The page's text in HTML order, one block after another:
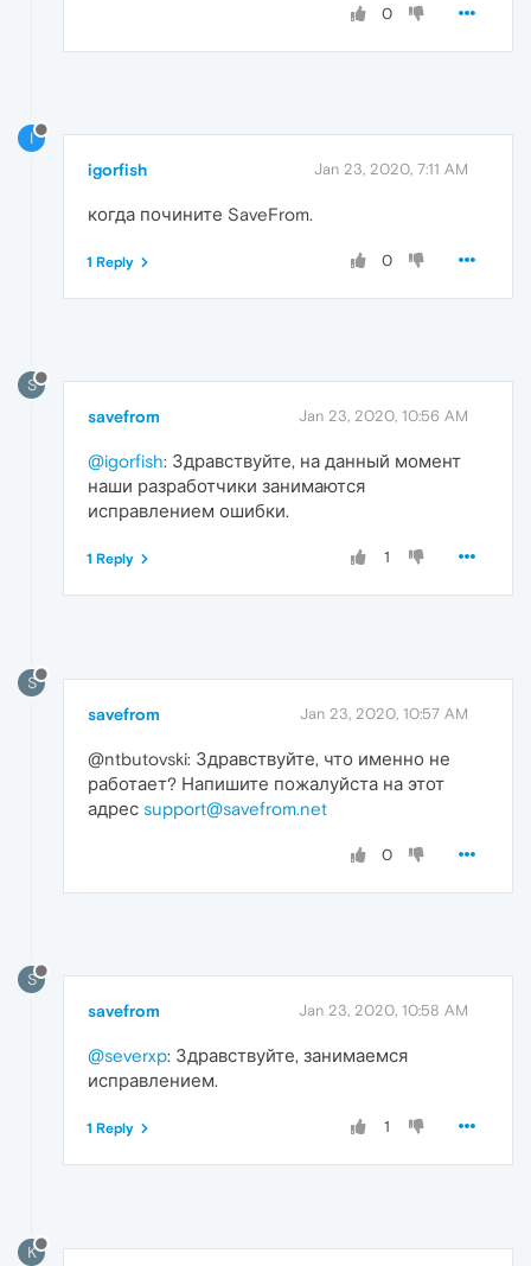
0
I
igorfish Jan 23, 2020, 7:11 AM
когда почините SaveFrom.
0
1 Reply
S
savefrom Jan 23, 2020, 10:56 AM
@igorfish: Здравствуйте, на данный момент
наши разработчики занимаются
исправлением ошибки.
1
1 Reply
S
savefrom Jan 23, 2020, 10:57 AM
@ntbutovski: Здравствуйте, что именно не
работает? Напишите пожалуйста на этот
адрес support@savefrom.net
0
S
savefrom Jan 23, 2020, 10:58 AM
@severxp: Здравствуйте, занимаемся
исправлением.
1
1 Reply
K